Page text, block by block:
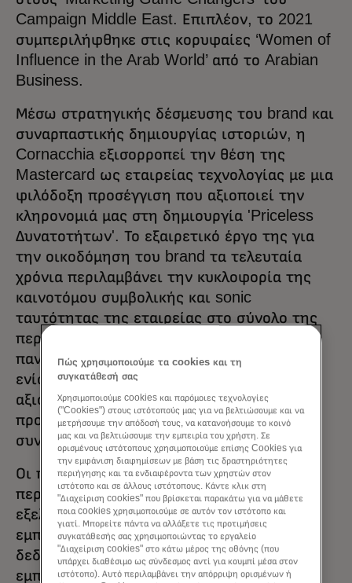
Campaign Middle East. Επιπλέον, το 2021
συμπεριλήφθηκε στις κορυφαίες ‘Women of
Influence in the Arab World’ από το Arabian
Business.
Μέσω στρατηγικής δέσμευσης του brand και
συναρπαστικής δημιουργίας ιστοριών, η
Cornacchia εξισορροπεί την θέση της
Mastercard ως εταιρείας τεχνολογίας με μια
φιλόδοξη προσέγγιση που αξιοποιεί την
κληρονομιά μας στη δημιουργία 'Priceless
Δυνατοτήτων'. Το εξαιρετικό έργο της για
την οικοδόμηση του brand τα τελευταία
χρόνια περιλαμβάνει την κυκλοφορία της
καινοτόμου συμβολικής και sonic
ταυτότητας της εταιρείας στο σύνολο της
περιοχής ΕΕΜΕΑ, και κατά τη διάρκεια της
πανδημίας είχε ως αποτέλεσμα την
ενίσχυση της θέσης της Mastercard ως
αξιόπιστης φωνής για ασφαλείς,
προστατευμένες και απρόσκοπτες
συναλλαγές.
Οι προσπάθειες της Cornacchia
περιελάμβαναν την ανάπτυξη μιας
εξελιγμένης προσέγγισης στο ηλεκτρονικό
εμπόριο και την επιμελή αξιοποίηση
δεδομένων και τεχνολογικής
εμπειρογνωμοσύνης για ενημέρωση των
Πώς χρησιμοποιούμε τα cookies και τη
συγκατάθεσή σας
Χρησιμοποιούμε cookies και παρόμοιες τεχνολογίες
("Cookies") στους ιστότοπούς μας για να βελτιώσουμε και να
μετρήσουμε την απόδοσή τους, να κατανοήσουμε το κοινό
μας και να βελτιώσουμε την εμπειρία του χρήστη. Σε
ορισμένους ιστότοπους χρησιμοποιούμε επίσης Cookies για
την εμφάνιση διαφημίσεων με βάση τις δραστηριότητες
περιήγησης και τα ενδιαφέροντα των χρηστών στον
ιστότοπο και σε άλλους ιστότοπους. Κάντε κλικ στη
"Διαχείριση cookies" που βρίσκεται παρακάτω για να μάθετε
ποια cookies χρησιμοποιούμε σε αυτόν τον ιστότοπο και
γιατί. Μπορείτε πάντα να αλλάξετε τις προτιμήσεις
συγκατάθεσής σας χρησιμοποιώντας το εργαλείο
"Διαχείριση cookies" στο κάτω μέρος της οθόνης (που
υπάρχει διαθέσιμο ως σύνδεσμος αντί για κουμπί μέσα στον
ιστότοπο). Αυτό περιλαμβάνει την απόρριψη ορισμένων ή